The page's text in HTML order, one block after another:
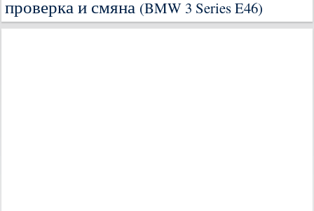
проверка и смяна(BMW 3 Series E46)